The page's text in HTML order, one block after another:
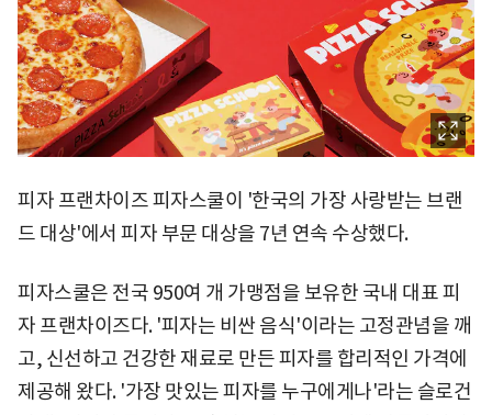
피자 프랜차이즈 피자스쿨이 '한국의 가장 사랑받는 브랜
드 대상'에서 피자 부문 대상을 7년 연속 수상했다.
피자스쿨은 전국 950여 개 가맹점을 보유한 국내 대표 피
자 프랜차이즈다. '피자는 비싼 음식'이라는 고정관념을 깨
고, 신선하고 건강한 재료로 만든 피자를 합리적인 가격에
제공해 왔다. '가장 맛있는 피자를 누구에게나'라는 슬로건